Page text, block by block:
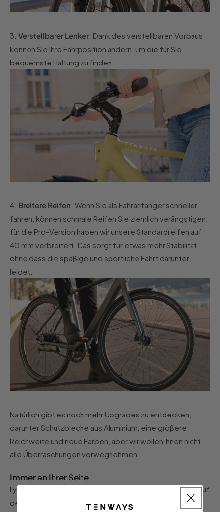
3. Verstellbarer Lenker: Dank des verstellbaren Vorbaus
können Sie Ihre Fahrposition ändern, um die für Sie
bequemste Haltung zu finden.
4. Breitere Reifen: Wenn Sie als Fahranfänger schneller
fahren, können schmale Reifen Sie ziemlich verängstigen;
für die Pro-Version haben wir unsere Standardreifen auf
40 mm verbreitert. Das sorgt für etwas mehr Stabilität,
ohne dass die spaßige und sportliche Fahrt darunter
leidet.
Natürlich gibt es noch mehr Upgrades zu entdecken,
darunter Schutzbleche aus Aluminium, eine größere
Reichweite und neue Farben, aber wir wollen Ihnen nicht
alle Überraschungen vorwegnehmen.
Immer an Ihrer Seite
Lynns abschließende Gedanken bringen es am besten auf
den Punkt: „Die Designer von TENWAYS hatten schon